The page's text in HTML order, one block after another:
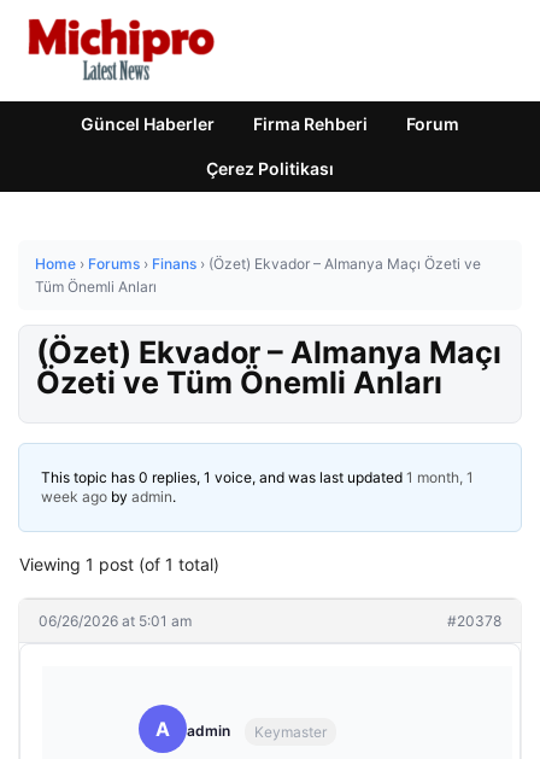
Güncel Haberler Firma Rehberi Forum
Çerez Politikası
Home › Forums › Finans › (Özet) Ekvador – Almanya Maçı Özeti ve
Tüm Önemli Anları
(Özet) Ekvador – Almanya Maçı
Özeti ve Tüm Önemli Anları
This topic has 0 replies, 1 voice, and was last updated 1 month, 1
week ago by admin.
Viewing 1 post (of 1 total)
06/26/2026 at 5:01 am #20378
A admin Keymaster